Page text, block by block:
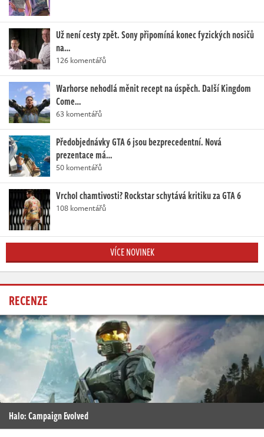
Už není cesty zpět. Sony připomíná konec fyzických nosičů
na…
126 komentářů
Warhorse nehodlá měnit recept na úspěch. Další Kingdom
Come…
63 komentářů
Předobjednávky GTA 6 jsou bezprecedentní. Nová
prezentace má…
50 komentářů
Vrchol chamtivosti? Rockstar schytává kritiku za GTA 6
108 komentářů
VÍCE NOVINEK
RECENZE
Halo: Campaign Evolved